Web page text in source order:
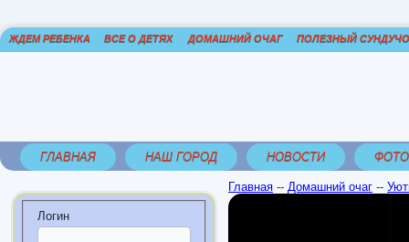
ЖДЕМ РЕБЕНКА ВСЕ О ДЕТЯХ ДОМАШНИЙ ОЧАГ ПОЛЕЗНЫЙ
ГЛАВНАЯ НАШ ГОРОД НОВОСТИ
Логин
Главная -- Домашний очаг --